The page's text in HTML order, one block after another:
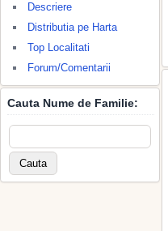
Descriere
Distributia pe Harta
Top Localitati
Forum/Comentarii
Cauta Nume de Familie: